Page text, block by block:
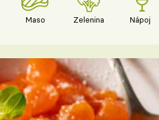
Maso Zelenina Nápoje